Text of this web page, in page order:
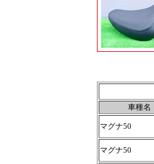
車種名
マグナ50
マグナ50